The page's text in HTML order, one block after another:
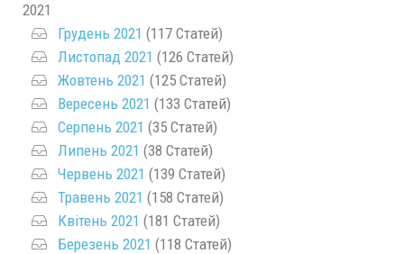
2021
Грудень 2021 (117 Статей)
Листопад 2021 (126 Статей)
Жовтень 2021 (125 Статей)
Вересень 2021 (133 Статей)
Серпень 2021 (35 Статей)
Липень 2021 (38 Статей)
Червень 2021 (139 Статей)
Травень 2021 (158 Статей)
Квітень 2021 (181 Статей)
Березень 2021 (118 Статей)